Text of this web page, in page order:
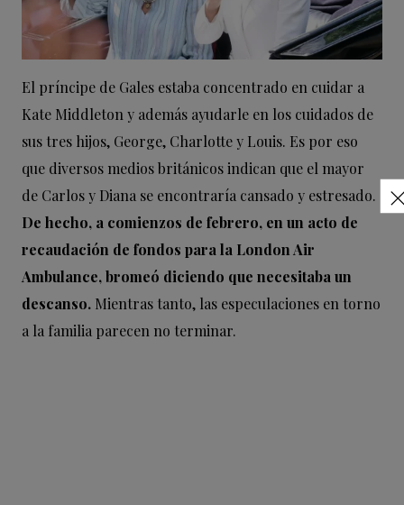
El príncipe de Gales estaba concentrado en cuidar a
Kate Middleton y además ayudarle en los cuidados de
sus tres hijos, George, Charlotte y Louis. Es por eso
que diversos medios británicos indican que el mayor
de Carlos y Diana se encontraría cansado y estresado.
De hecho, a comienzos de febrero, en un acto de
recaudación de fondos para la London Air
Ambulance, bromeó diciendo que necesitaba un
descanso. Mientras tanto, las especulaciones en torno
a la familia parecen no terminar.